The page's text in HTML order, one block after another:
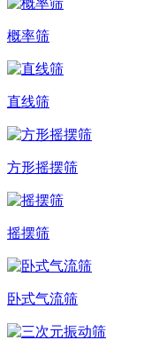
概率筛
直线筛
方形摇摆筛
摇摆筛
卧式气流筛